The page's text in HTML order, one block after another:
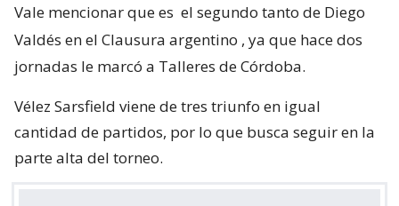
Vale mencionar que es el segundo tanto de Diego
Valdés en el Clausura argentino , ya que hace dos
jornadas le marcó a Talleres de Córdoba.
Vélez Sarsfield viene de tres triunfo en igual
cantidad de partidos, por lo que busca seguir en la
parte alta del torneo.